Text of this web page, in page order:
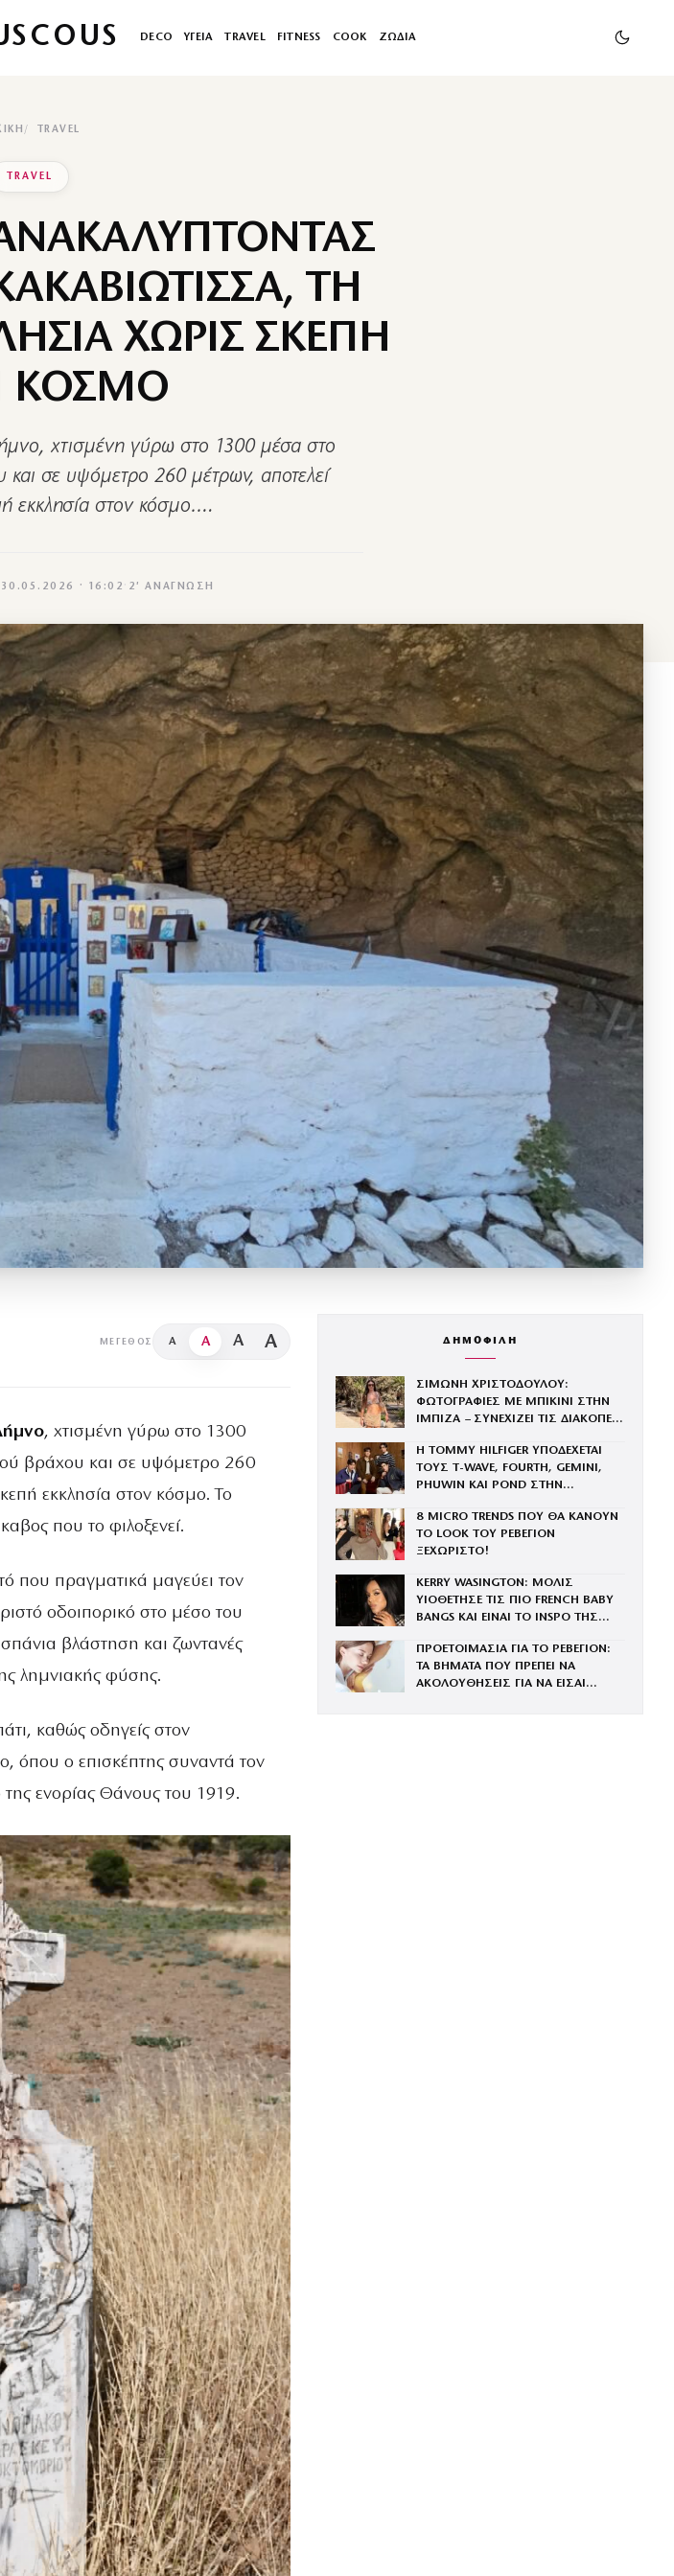
DECO ΥΓΕΙΑ TRAVEL FITNESS COOK ΖΩΔΙΑ
TRAVEL
TRAVEL
ΤΗ
ΧΩΡΙΣ ΣΚΕΠΗ
ΚΟΣΜΟ
χτισμένη γύρω στο 1300 μέσα στο
και σε υψόμετρο 260 μέτρων, αποτελεί
εκκλησία στον κόσμο.…
30.05.2026 · 16:02 · 2′ ΑΝΆΓΝΩΣΗ
ΜΈΓΕΘΟΣ A A A A
, χτισμένη γύρω στο 1300
βράχου και σε υψόμετρο 260
εκκλησία στον κόσμο. Το
που το φιλοξενεί.
που πραγματικά μαγεύει τον
οδοιπορικό στο μέσο του
βλάστηση και ζωντανές
λημνιακής φύσης.
καθώς οδηγείς στον
όπου ο επισκέπτης συναντά τον
ενορίας Θάνους του 1919.
ΔΗΜΟΦΙΛΗ
ΣΙΜΩΝΗ ΧΡΙΣΤΟΔΟΥΛΟΥ:
ΦΩΤΟΓΡΑΦΙΕΣ ΜΕ ΜΠΙΚΙΝΙ ΣΤΗΝ
ΙΜΠΙΖΑ – ΣΥΝΕΧΙΖΕΙ ΤΙΣ ΔΙΑΚΟΠΕΣ
ΓΕΩΡΓΙΟΥ
Η TOMMY HILFIGER ΥΠΟΔΕΧΕΤΑΙ
ΤΟΥΣ Τ-WAVE, FOURTH, GEMINI,
PHUWIN ΚΑΙ POND ΣΤΗΝ
8 MICRO TRENDS ΠΟΥ ΘΑ ΚΑΝΟΥΝ
ΤΟ LOOK ΤΟΥ ΡΕΒΕΓΙΟΝ
ΞΕΧΩΡΙΣΤΟ!
KERRY WASINGTON: ΜΟΛΙΣ
ΥΙΟΘΕΤΗΣΕ ΤΙΣ ΠΙΟ FRENCH BABY
BANGS ΚΑΙ ΕΙΝΑΙ ΤΟ INSPO ΤΗΣ
ΠΡΟΕΤΟΙΜΑΣΙΑ ΓΙΑ ΤΟ ΡΕΒΕΓΙΟΝ:
ΤΑ ΒΗΜΑΤΑ ΠΟΥ ΠΡΕΠΕΙ ΝΑ
ΑΚΟΛΟΥΘΗΣΕΙΣ ΓΙΑ ΝΑ ΕΙΣΑΙ